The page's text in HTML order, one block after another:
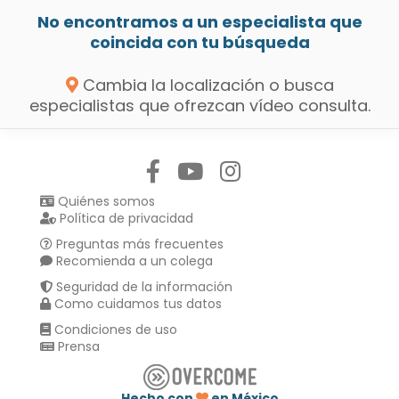
No encontramos a un especialista que
coincida con tu búsqueda
Cambia la localización o busca
especialistas que ofrezcan vídeo consulta.
Quiénes somos
Política de privacidad
Preguntas más frecuentes
Recomienda a un colega
Seguridad de la información
Como cuidamos tus datos
Condiciones de uso
Prensa